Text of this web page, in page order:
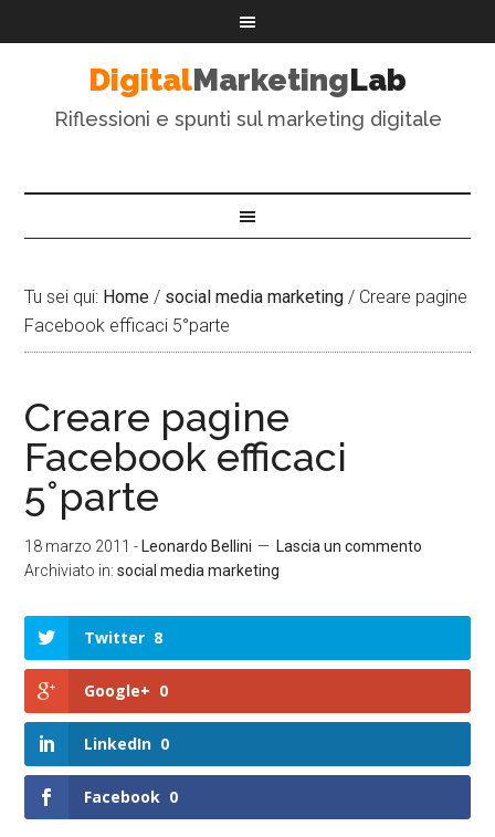
DigitalMarketingLab
Riflessioni e spunti sul marketing digitale
Tu sei qui: Home / social media marketing / Creare pagine
Facebook efficaci 5°parte
Creare pagine
Facebook efficaci
5°parte
18 marzo 2011 - Leonardo Bellini
Lascia un commento
Archiviato in:social media marketing
Twitter 8
Google+ 0
LinkedIn 0
Facebook 0